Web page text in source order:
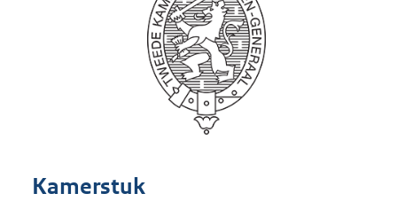
Kamerstuk